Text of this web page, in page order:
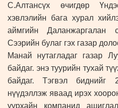
С.Алтансүх өчигдөр
хэвлэлийн бага хурал
аймгийн Даланжаргалан
Сээрийн булаг гэх газар
Манай нутагладаг газар
байдаг. энэ туурийн тухай
байдаг. Тэгвэл биднийг
нүүдэллэж яваад ирэх
уурхайн компанид